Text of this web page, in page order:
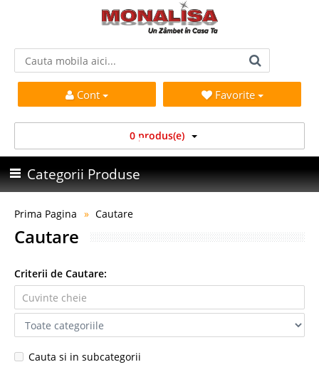
Cont Favorite
0 produs(e)
Categorii Produse
Prima Pagina Cautare
Cautare
Criterii de Cautare:
Cauta si in subcategorii